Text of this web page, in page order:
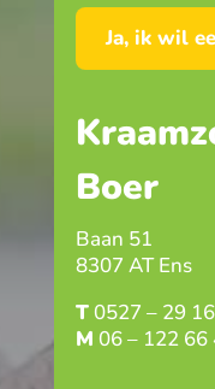
Ja, ik wil
Boer
Baan 51
8307 AT Ens
T 0527 – 29
M 06 – 122 66